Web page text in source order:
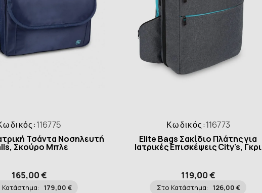
116775
Τσάντα Νοσηλευτή
Σκούρο Μπλε
165,00 €
179,00 €
Κωδικός:116773
Elite Bags Σακίδιο Πλάτης για
Ιατρικές Επισκέψεις City's, Γκρι
119,00 €
Στο Κατάστημα: 126,00 €